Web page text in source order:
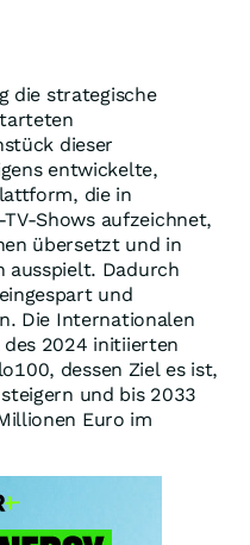
die strategische
dieser
entwickelte,
die in
aufzeichnet,
übersetzt und in
ausspielt. Dadurch
und
Die Internationalen
2024 initiierten
dessen Ziel es ist,
und bis 2033
Euro im